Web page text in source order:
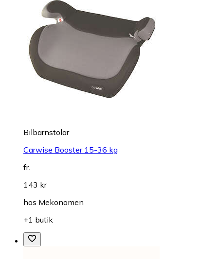
Bilbarnstolar
Carwise Booster 15-36 kg
fr.
143 kr
hos Mekonomen
+1 butik